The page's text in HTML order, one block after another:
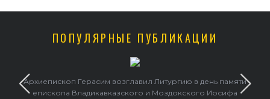
ПОПУЛЯРНЫЕ ПУБЛИКАЦИИ
Архиепископ Герасим возглавил Литургию в день памяти
епископа Владикавказского и Моздокского Иосифа